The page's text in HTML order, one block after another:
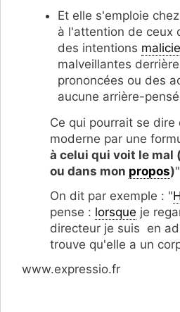
Et elle s'emploie
à l'attention de ceux
des intentions
malveillantes
prononcées ou des
aucune arrière-
Ce qui pourrait se dire
moderne par une
à celui qui voit le mal
ou dans mon propos)
On dit par exemple : "
pense : lorsque je
directeur je suis en
trouve qu'elle a un
www.expressio.fr